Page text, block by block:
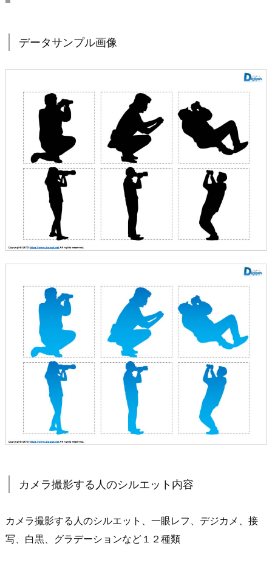
データサンプル画像
カメラ撮影する人のシルエット内容
カメラ撮影する人のシルエット、一眼レフ、デジカメ、接
写、白黒、グラデーションなど１２種類